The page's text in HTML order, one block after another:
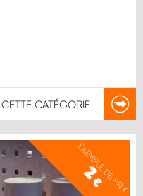
CATÉGORIE
EXEMPLE DE PRIX
2
€